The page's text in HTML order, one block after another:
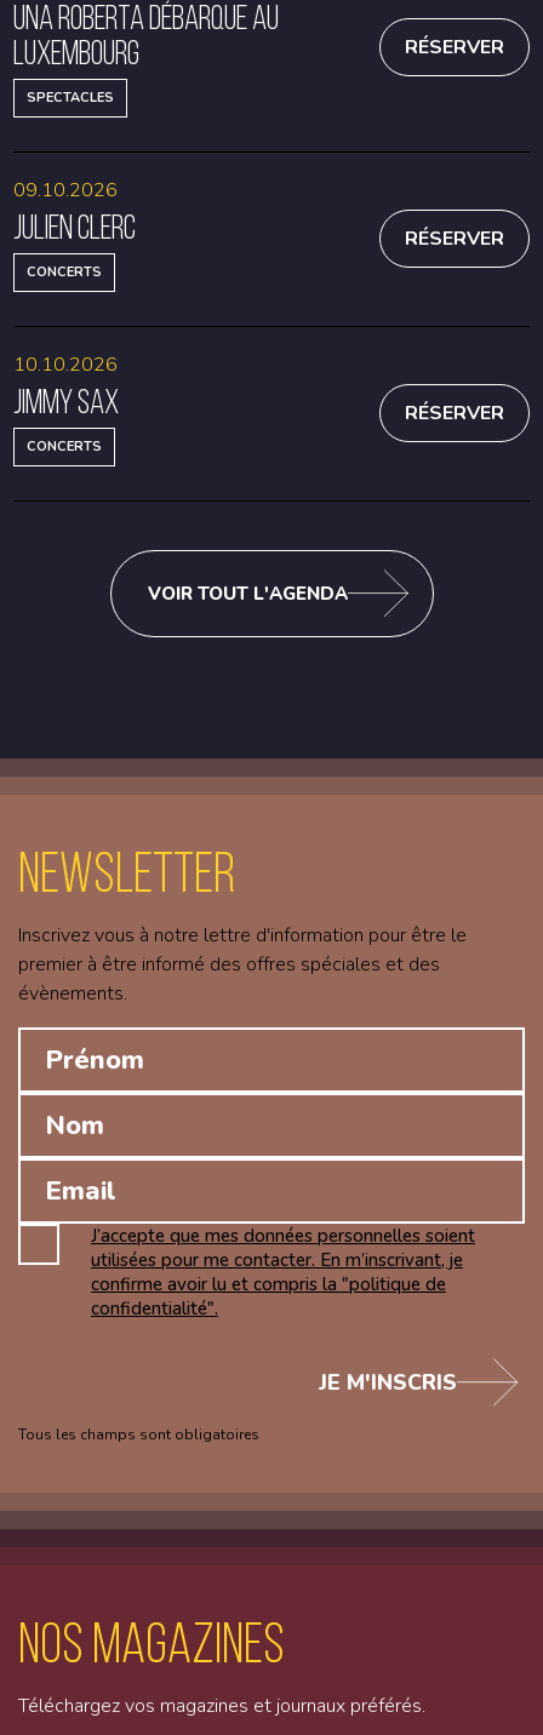
Una Roberta débarque au
Luxembourg
SPECTACLES
RÉSERVER
Julien Clerc
CONCERTS
09.10.2026
RÉSERVER
Jimmy Sax
CONCERTS
10.10.2026
RÉSERVER
VOIR TOUT L'AGENDA
Newsletter
Inscrivez vous à notre lettre d'information pour être le
premier à être informé des offres spéciales et des
évènements.
J’accepte que mes données personnelles soient
utilisées pour me contacter. En m’inscrivant, je
confirme avoir lu et compris la "politique de
confidentialité".
Tous les champs sont obligatoires
JE M'INSCRIS
Nos magazines
Téléchargez vos magazines et journaux préférés.